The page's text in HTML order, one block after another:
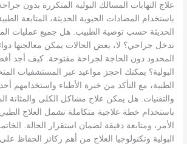
علاج التهابات المسالك البولية المتكررة بدون
باستخدام المضادات الحيوية الحديثة، المتابعة
الحديثة حسب توصية الطبيب. هل جميع عمليات
تدخل جراحي؟ لا، بعض الحالات يمكن معالجتها
المحدود دون الحاجة لجراحة مفتوحة. كيف أجد
البولية؟ يمكنك احجز مواعيد عبر المستشفيات
الطبية، مع التأكد من خبرة الأطباء واستخدامهم
والتقنيات. هل يمكن علاج مشاكل الكلى والمثانة
باستخدام خطة علاجية متكاملة تشمل العلاج
الأمر، ومتابعة دقيقة لضمان استقرار الحالة.
البولية وتكنولوجيا العلاج من أهم ركائز الحفاظ